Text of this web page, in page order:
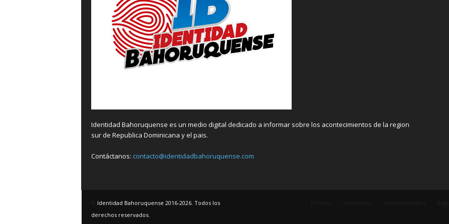
Identidad Bahoruquense es un medio digital dedicado a informar sobre los acontecimientos de la region
sur de Republica Dominicana y el pais.
Contáctanos: contacto@identidadbahoruquense.com
Identidad Bahoruquense 2016-2026. Todos los
derechos reservados.